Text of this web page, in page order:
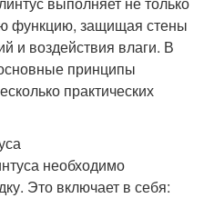
функцию, защищая стены
и воздействия влаги. В
принципы
практических
необходимо
Это включает в себя: